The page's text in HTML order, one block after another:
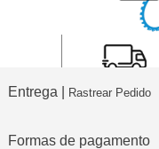
Entrega | Rastrear Pedido
Formas de pagamento